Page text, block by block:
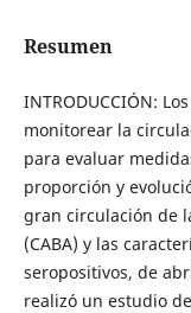
Resumen
INTRODUCCIÓN:
monitorear la
para evaluar
proporción y
gran circulación de
(CABA) y las
seropositivos, de
realizó un estudio